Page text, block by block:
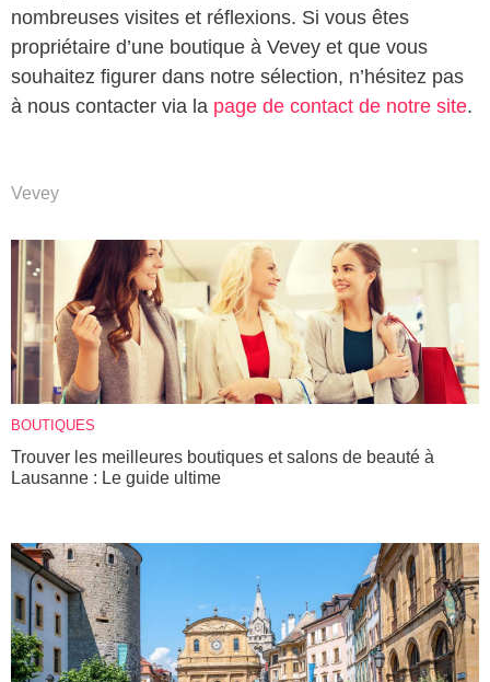
nombreuses visites et réflexions. Si vous êtes
propriétaire d’une boutique à Vevey et que vous
souhaitez figurer dans notre sélection, n’hésitez pas
à nous contacter via la page de contact de notre site.
Vevey
BOUTIQUES
Trouver les meilleures boutiques et salons de beauté à
Lausanne : Le guide ultime